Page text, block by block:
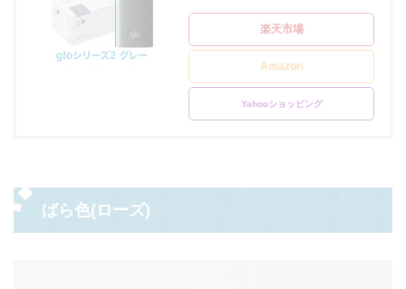
楽天市場
Amazon
Yahooショッピング
ばら色(ローズ)